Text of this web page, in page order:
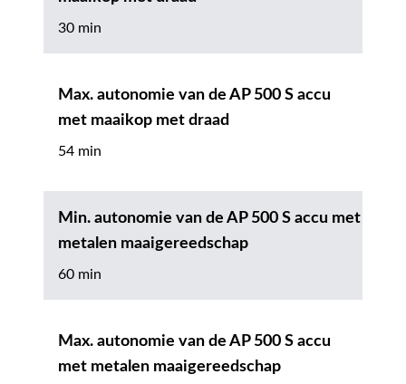
30 min
Max. autonomie van de AP 500 S accu
met maaikop met draad
54 min
Min. autonomie van de AP 500 S accu met
metalen maaigereedschap
60 min
Max. autonomie van de AP 500 S accu
met metalen maaigereedschap